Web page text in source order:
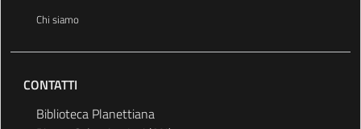
Chi siamo
CONTATTI
Biblioteca Planettiana